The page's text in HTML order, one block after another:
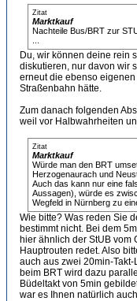
Zitat
Marktkauf
Nachteile Bus/BRT zur
Du, wir können deine rein
diskutieren, nur davon wir
erneut die ebenso
Straßenbahn hätte.
Zum danach folgenden
weil vor Halbwahrheiten
Zitat
Marktkauf
Würde man den BRT
Herzogenaurach und
Auch das kann nur eine
Aussagen), würde es
Wegfeld in Nürnberg zu
Wie bitte? Was reden Sie
bestimmt nicht. Bei dem
hier ähnlich der StUB vom
Hauptrouten redet. Also
auch aus zwei 20min-
beim BRT wird dazu
Büdeltakt von 5min
war es Ihnen natürlich